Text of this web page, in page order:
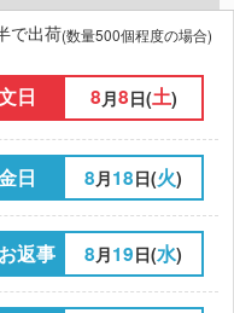
で出荷(数量500個程度の場合)
日 8 月8日(土)
日 8月18日(火)
返事 8月19日(水)